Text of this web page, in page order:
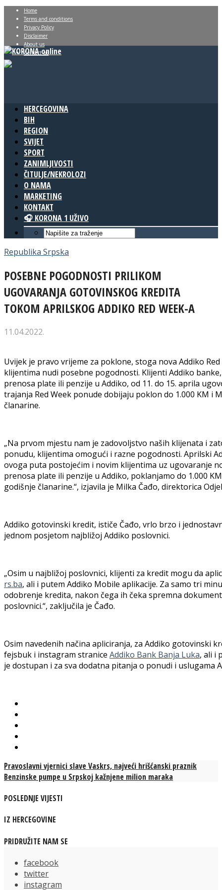
Home
Terms and conditions
Privacy Policy
Disclaimer
About us
Contact us
HERCEGOVINA
BIH
REGION
SVIJET
SPORT
ZANIMLJIVOSTI
ČITULJE/NEKROLOZI
O NAMA
MARKETING
KONTAKT
🎧 KORONA 1 UŽIVO
Republika Srpska
POSEBNE POGODNOSTI PRILIKOM
UGOVARANJA GOTOVINSKOG KREDITA
TOKOM APRILSKOG ADDIKO RED WEEK-A
11.04.2022.
Uvijek je pravo vrijeme za poklone, stoga nova Addiko
klijentima nudi posebne pogodnosti. Klijenti Addiko
prenosa plate ili penzije u Addiko, od 11. do 15. aprila
trajanja Red Week ponude dobijaju poklon do 1.000 KM i
članarine.
„Na prvom mjestu nam je zadovoljstvo naših klijenata i
ponudu, klijentima omogući i razne pogodnosti. Aprilski
ovoga puta postojećim i novim klijentima uz ugovaranje
prenosa plate ili penzije u Addiko, poklanjamo do 1.000
godišnje članarine.“, izjavila je Milka Čađo, direktorica
Addiko gotovinski kredit, ističe Čađo, vrlo brzo i
jednom posjetom najbližoj Addiko poslovnici.
„Osim u najbližoj poslovnici, klijenti za kredit mogu da
rs.ba, ali i putem Addiko Mobile aplikacije. Za samo tri
odobrenje kredita, nakon čega ih čeka spremna
poslovnici.“, zaključila je Čađo.
Osim navedenih načina apliciranja, za Addiko gotovinski
fejsbuk i instagram stranice Addiko Bank Banja Luka, ali i
je dostupan i za sva dodatna pitanja o ponudi i uslugama
Pravoslavni vjernici slave Vaskrs, najveći hrišćanski praznik
Benzinske pumpe u Srpskoj kažnjene milion maraka
POSLEDNJE VIJESTI
IZ HERCEGOVINE
PRIDRUŽITE NAM SE
facebook
twitter
instagram